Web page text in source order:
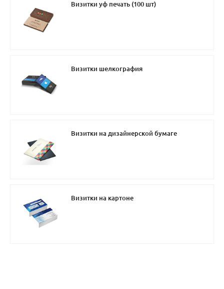
Визитки уф печать (100 шт)
Визитки шелкография
Визитки на дизайнерской бумаге
Визитки на картоне